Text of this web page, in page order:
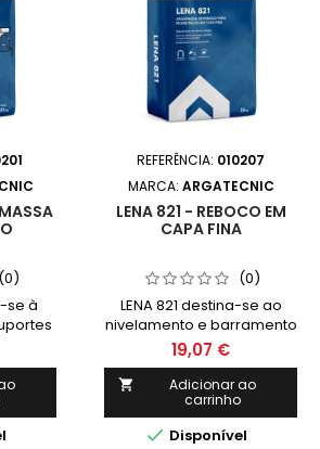
(0)
se à
das
REFERÊNCIA: 010207
MARCA: ARGATECNIC
LENA 821 - REBOCO EM
CAPA FINA
(0)
LENA 821 destina-se ao
nivelamento e barramento
de suportes irregulares, em
paredes e tetos interiores e
exteriores, sobre rebocos
antigos, sobre tinta
devidamente consolidada
e sobre revestimentos em
19,07 €

Adicionar ao
carrinho
 Disponível